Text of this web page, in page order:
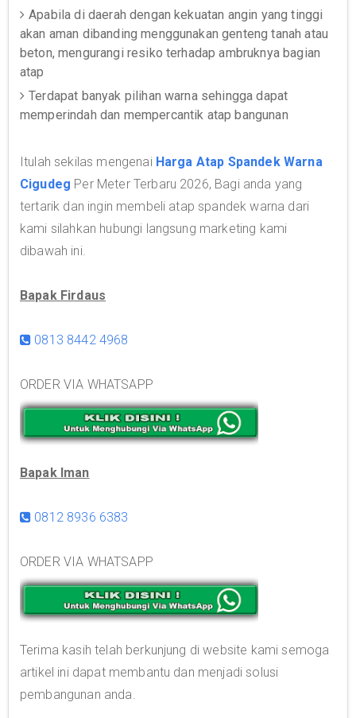
Apabila di daerah dengan kekuatan angin yang tinggi
akan aman dibanding menggunakan genteng tanah atau
beton, mengurangi resiko terhadap ambruknya bagian
atap
Terdapat banyak pilihan warna sehingga dapat
memperindah dan mempercantik atap bangunan
Itulah sekilas mengenai Harga Atap Spandek Warna
Cigudeg Per Meter Terbaru 2026, Bagi anda yang
tertarik dan ingin membeli atap spandek warna dari
kami silahkan hubungi langsung marketing kami
dibawah ini.
Bapak Firdaus
0813 8442 4968
ORDER VIA WHATSAPP
Bapak Iman
0812 8936 6383
ORDER VIA WHATSAPP
Terima kasih telah berkunjung di website kami semoga
artikel ini dapat membantu dan menjadi solusi
pembangunan anda.